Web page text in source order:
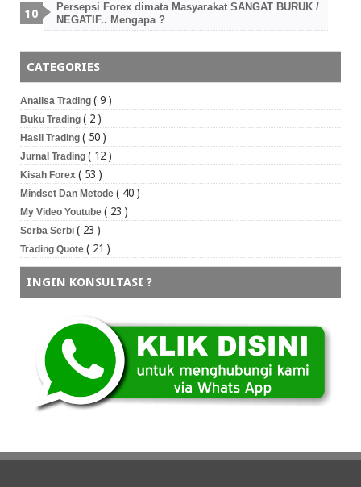
Persepsi Forex dimata Masyarakat SANGAT BURUK /
NEGATIF.. Mengapa ?
CATEGORIES
Analisa Trading ( 9 )
Buku Trading ( 2 )
Hasil Trading ( 50 )
Jurnal Trading ( 12 )
Kisah Forex ( 53 )
Mindset Dan Metode ( 40 )
My Video Youtube ( 23 )
Serba Serbi ( 23 )
Trading Quote ( 21 )
INGIN KONSULTASI ?